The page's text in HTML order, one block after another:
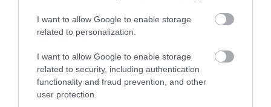
I want to allow Google to enable storage
related to personalization.
I want to allow Google to enable storage
related to security, including authentication
functionality and fraud prevention, and other
user protection.
PRONEWS.GR /PROVOCATEUR
προσφέρθηκε για την κατάσβεση των
πυρκαγιών στην Ελλάδα – Τι αποκάλυψε
ο Κ.Μητσοτάκης